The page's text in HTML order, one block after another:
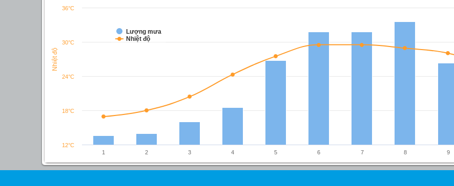
Nhiệt độ
Lượng mưa
Nhiệt độ
1 2 3 4 5 6 7 8 9
12°C
18°C
24°C
30°C
36°C